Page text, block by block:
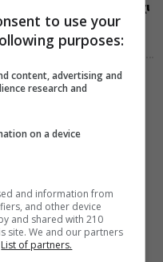
Ευαγγελίου, όχι
το γράμμα
ΔΙΑΛΟΓΟΣ
07 Αυγούστου 2026
ενέργεια της
to use your
purposes:
content, advertising and
research and
on a device
and information from
and other device
and shared with 210
site. We and our partners
List of partners.